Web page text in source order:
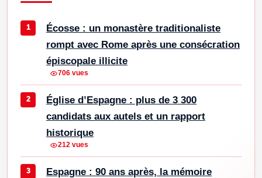
Écosse : un monastère traditionaliste
rompt avec Rome après une consécration
épiscopale illicite
706 vues
Église d’Espagne : plus de 3 300
candidats aux autels et un rapport
historique
212 vues
Espagne : 90 ans après, la mémoire